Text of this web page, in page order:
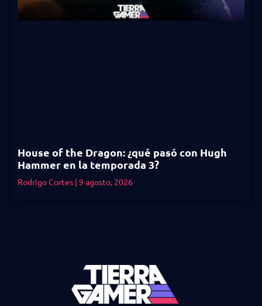
House of the Dragon: ¿qué pasó con Hugh
Hammer en la temporada 3?
Rodrigo Cortes 9 agosto, 2026